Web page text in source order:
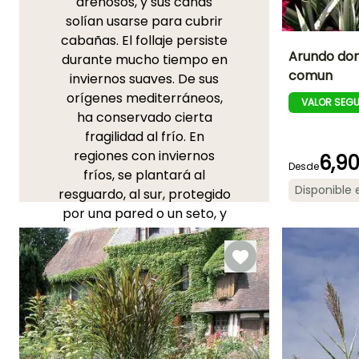
solían usarse para cubrir
cabañas. El follaje persiste
durante mucho tiempo en
inviernos suaves. De sus
orígenes mediterráneos,
ha conservado cierta
fragilidad al frío. En
regiones con inviernos
fríos, se plantará al
resguardo, al sur, protegido
por una pared o un seto, y
la cepa se cubrirá en
invierno con hojarasca
durante los primeros 3
años. En otros lugares,
aceptará condiciones de
cultivo más variadas, pero
necesitará un suelo rico y
madurez
2 m
Periodo de floración
Arundo
comun
VALOR
Desde
Disponible